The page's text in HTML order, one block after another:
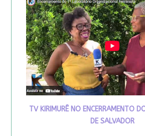
TV KIRIMURÊ NO ENCERRAMENTO
DE SALVADOR